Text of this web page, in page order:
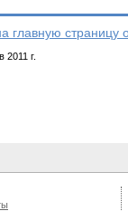
главную страницу
2011 г.